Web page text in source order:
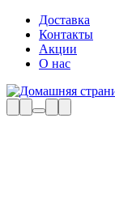
Доставка
Контакты
Акции
О нас